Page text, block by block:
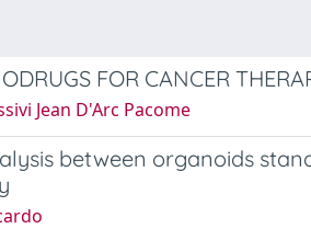
FOR CANCER
Jean D'Arc Pacome
between organoids